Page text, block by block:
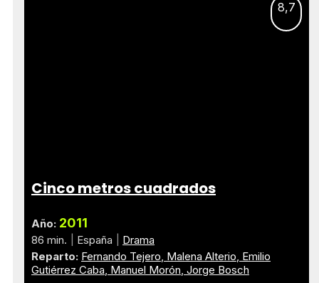
8,7
Cinco metros cuadrados
Año: 2011
86 min. España
Drama
Reparto: Fernando Tejero Malena Alterio Emilio
Gutiérrez Caba Manuel Morón Jorge Bosch